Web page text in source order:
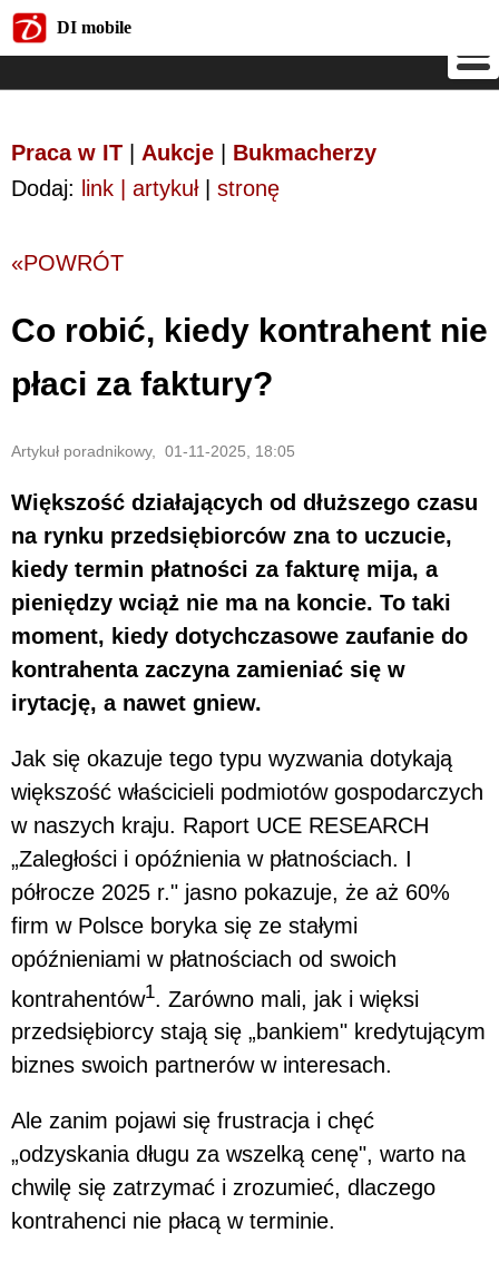
DI mobile
Praca w IT Aukcje
Bukmacherzy
Dodaj: link | artykuł| stronę
«POWRÓT
Co robić, kiedy kontrahent nie
płaci za faktury?
Artykuł poradnikowy, 01-11-2025, 18:05
Większość działających od dłuższego czasu
na rynku przedsiębiorców zna to uczucie,
kiedy termin płatności za fakturę mija, a
pieniędzy wciąż nie ma na koncie. To taki
moment, kiedy dotychczasowe zaufanie do
kontrahenta zaczyna zamieniać się w
irytację, a nawet gniew.
Jak się okazuje tego typu wyzwania dotykają
większość właścicieli podmiotów gospodarczych
w naszych kraju. Raport UCE RESEARCH
„Zaległości i opóźnienia w płatnościach. I
półrocze 2025 r." jasno pokazuje, że aż 60%
firm w Polsce boryka się ze stałymi
opóźnieniami w płatnościach od swoich
kontrahentów1. Zarówno mali, jak i więksi
przedsiębiorcy stają się „bankiem" kredytującym
biznes swoich partnerów w interesach.
Ale zanim pojawi się frustracja i chęć
„odzyskania długu za wszelką cenę", warto na
chwilę się zatrzymać i zrozumieć, dlaczego
kontrahenci nie płacą w terminie.
DI mobile